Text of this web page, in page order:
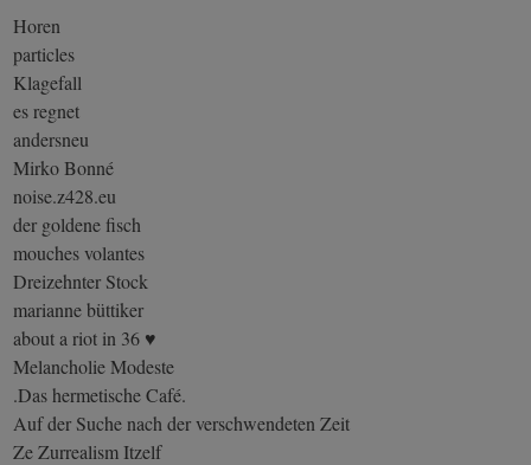
Horen
particles
Klagefall
es regnet
andersneu
Mirko Bonné
noise.z428.eu
der goldene fisch
mouches volantes
Dreizehnter Stock
marianne büttiker
about a riot in 36 ♥
Melancholie Modeste
.Das hermetische Café.
Auf der Suche nach der verschwendeten Zeit
Ze Zurrealism Itzelf